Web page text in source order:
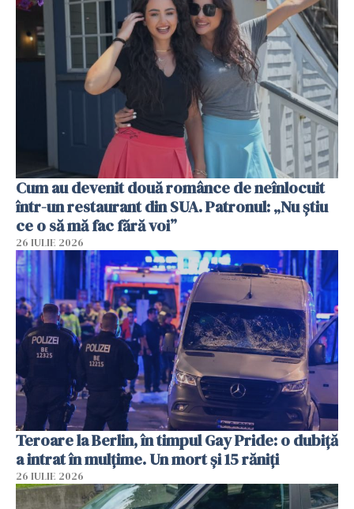
Cum au devenit două românce de neînlocuit
într-un restaurant din SUA. Patronul: „Nu știu
ce o să mă fac fără voi”
26 IULIE 2026
Teroare la Berlin, în timpul Gay Pride: o dubiță
a intrat în mulțime. Un mort și 15 răniți
26 IULIE 2026